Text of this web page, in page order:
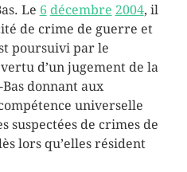
Le 6 décembre 2004, il
de crime de guerre et
poursuivi par le
d’un jugement de la
donnant aux
universelle
suspectées de crimes de
lors qu’elles résident